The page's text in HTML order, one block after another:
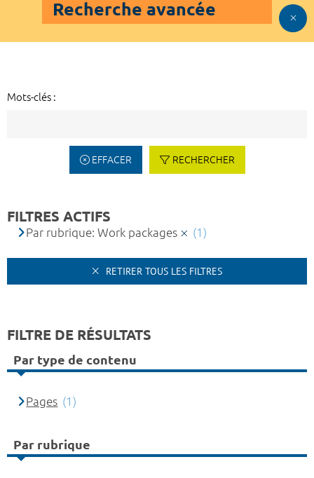
Recherche avancée
Mots-clés :
EFFACER RECHERCHER
FILTRES ACTIFS
Par rubrique: Work packages (1)
RETIRER TOUS LES FILTRES
FILTRE DE RÉSULTATS
Par type de contenu
Pages (1)
Par rubrique